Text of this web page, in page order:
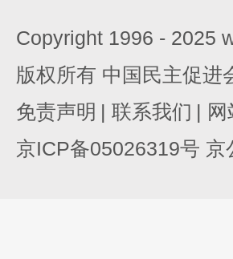
Copyright 1996 -
版权所有 中国民主促进
免责声明 | 联系我们 |
京ICP备05026319号